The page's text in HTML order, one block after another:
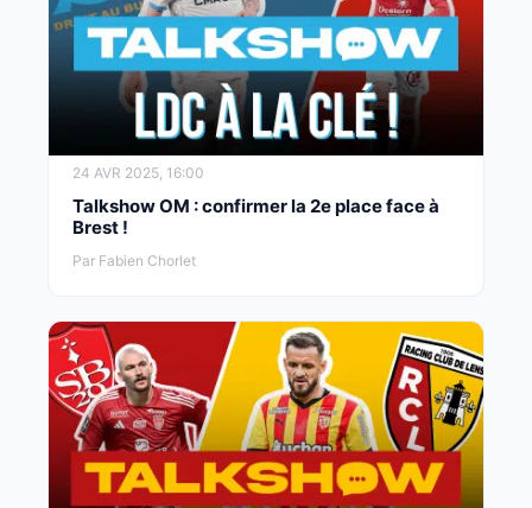
24 AVR 2025, 16:00
Talkshow OM : confirmer la 2e place face à
Brest !
Par Fabien Chorlet